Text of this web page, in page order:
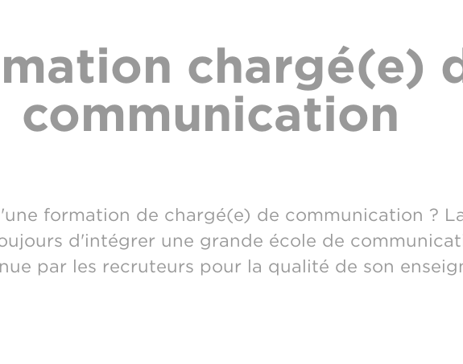
chargé(e)
communication
formation de chargé(e) de communication ?
d'intégrer une grande école de
par les recruteurs pour la qualité de son